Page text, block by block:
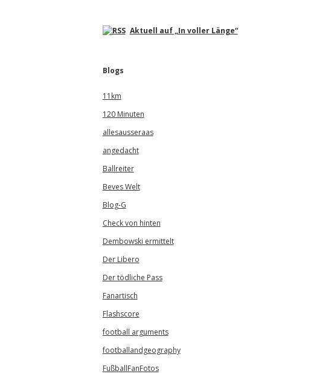
Aktuell auf „In voller Länge“
Blogs
11km
120 Minuten
allesausseraas
angedacht
Ballreiter
Beves Welt
Blog-G
Check von hinten
Dembowski ermittelt
Der Libero
Der tödliche Pass
Fanartisch
Flashscore
football arguments
footballandgeography
FußballFanFotos